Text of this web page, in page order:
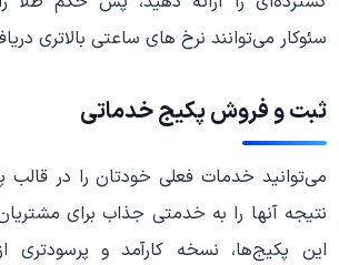
سئوکار می‌توانند نرخ های ساعتی بالاتری
ثبت و فروش پکیج خدماتی
می‌توانید خدمات فعلی خودتان را در قالب
نتیجه آنها را به خدمتی جذاب برای
این پکیج‌ها، نسخه کارآمد و پرسودتری